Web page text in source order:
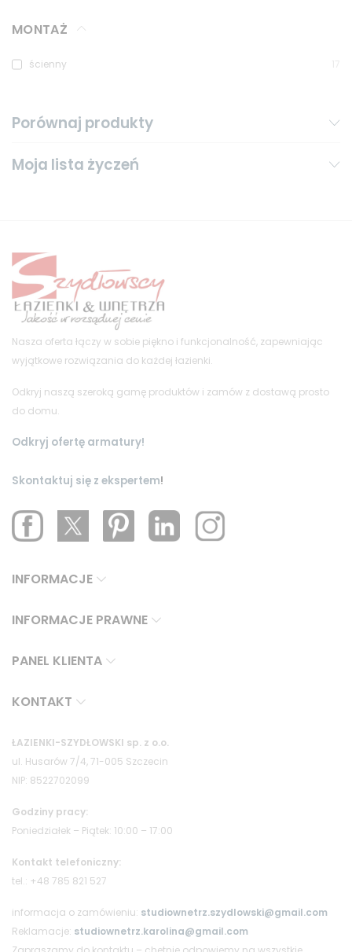
MONTAŻ
ścienny
Porównaj produkty
Moja lista życzeń
Nasza oferta łączy w sobie piękno i funkcjonalność, zapewniając
wyjątkowe rozwiązania do każdej łazienki.
Odkryj naszą szeroką gamę produktów i zamów z dostawą prosto
do domu.
Odkryj ofertę armatury!
Skontaktuj się z ekspertem!
INFORMACJE
INFORMACJE PRAWNE
PANEL KLIENTA
KONTAKT
ŁAZIENKI-SZYDŁOWSKI sp. z o.o.
ul. Husarów 7/4, 71-005 Szczecin
NIP: 8522702099
Godziny pracy:
Poniedziałek – Piątek: 10:00 – 17:00
Kontakt telefoniczny:
tel.: +48 785 821 527
informacja o zamówieniu: studiownetrz.szydlowski@gmail.com
Reklamacje: studiownetrz.karolina@gmail.com